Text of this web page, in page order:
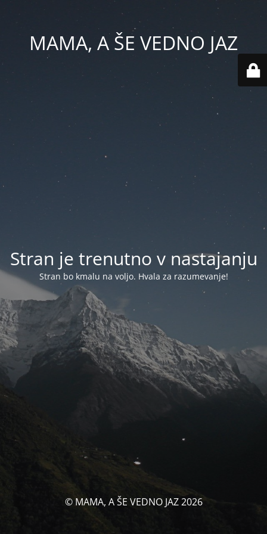
MAMA, A ŠE VEDNO JAZ
Stran je trenutno v nastajanju
Stran bo kmalu na voljo. Hvala za razumevanje!
© MAMA, A ŠE VEDNO JAZ 2026